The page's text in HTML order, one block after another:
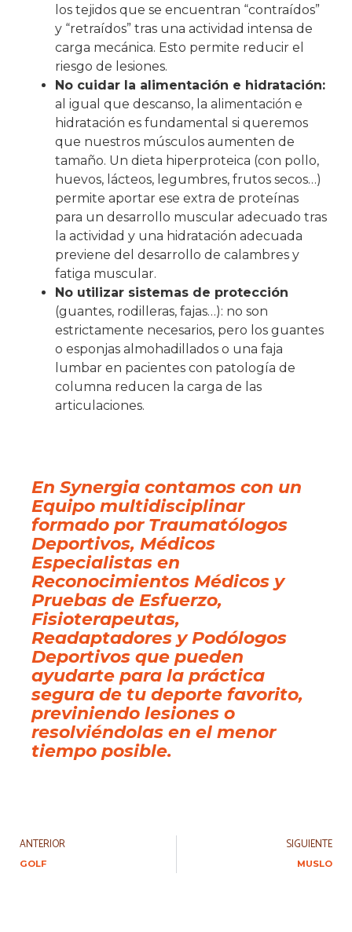
los tejidos que se encuentran “contraídos”
y “retraídos” tras una actividad intensa de
carga mecánica. Esto permite reducir el
riesgo de lesiones.
No cuidar la alimentación e hidratación:
al igual que descanso, la alimentación e
hidratación es fundamental si queremos
que nuestros músculos aumenten de
tamaño. Un dieta hiperproteica (con pollo,
huevos, lácteos, legumbres, frutos secos…)
permite aportar ese extra de proteínas
para un desarrollo muscular adecuado tras
la actividad y una hidratación adecuada
previene del desarrollo de calambres y
fatiga muscular.
No utilizar sistemas de protección
(guantes, rodilleras, fajas…): no son
estrictamente necesarios, pero los guantes
o esponjas almohadillados o una faja
lumbar en pacientes con patología de
columna reducen la carga de las
articulaciones.
En Synergia contamos con un
Equipo multidisciplinar
formado por Traumatólogos
Deportivos, Médicos
Especialistas en
Reconocimientos Médicos y
Pruebas de Esfuerzo,
Fisioterapeutas,
Readaptadores y Podólogos
Deportivos que pueden
ayudarte para la práctica
segura de tu deporte favorito,
previniendo lesiones o
resolviéndolas en el menor
tiempo posible.
ANTERIOR
GOLF
SIGUIENTE
MUSLO